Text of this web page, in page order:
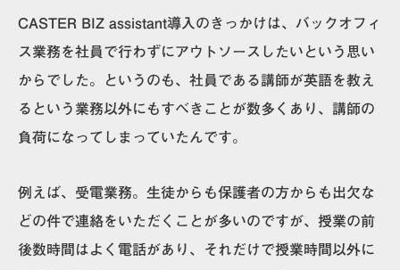
CASTER BIZ assistant導入のきっかけは、 バックオフィ
ス業務を社員で行わずにアウトソースしたい という思い
からでした。というのも、社員である講師が英語を教え
るという業務以外にもすべきことが数多くあり、講師の
負荷になってしまっていたんです。
例えば、受電業務。生徒からも保護者の方からも出欠な
どの件で連絡をいただくことが多いのですが、授業の前
後数時間はよく電話があり、それだけで授業時間以外に